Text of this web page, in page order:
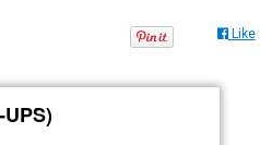
Like